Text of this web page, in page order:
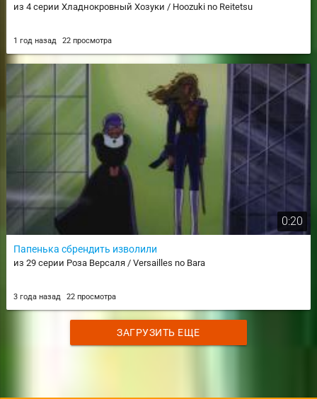
из 4 серии Хладнокровный Хозуки / Hoozuki no Reitetsu
1 год назад 22 просмотра
0:20
Папенька сбрендить изволили
из 29 серии Роза Версаля / Versailles no Bara
3 года назад 22 просмотра
ЗАГРУЗИТЬ ЕЩЕ